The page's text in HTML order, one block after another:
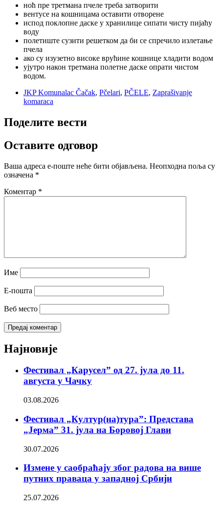
ноћ пре третмана пчеле треба затворити
вентусе на кошницама оставити отворене
испод поклопне даске у хранилице сипати чисту пијаћу
воду
полетиште сузити решетком да би се спречило излетање
пчела
ако су изузетно високе врућине кошнице хладити водом
ујутро након третмана полетне даске опрати чистом
водом.
JKP Komunalac Čačak, Pčelari, PČELE, Zaprašivanje
komaraca
Поделите вести
Оставите одговор
Ваша адреса е-поште неће бити објављена. Неопходна поља су
означена *
Коментар *
Име
Е-пошта
Веб место
Најновије
Фестивал „Карусел” од 27. јула до 11.
августа у Чачку
03.08.2026
Фестивал „Култур(на)тура”: Представа
„Јерма” 31. јула на Боровој Глави
30.07.2026
Измене у саобраћају због радова на више
путних праваца у западној Србији
25.07.2026